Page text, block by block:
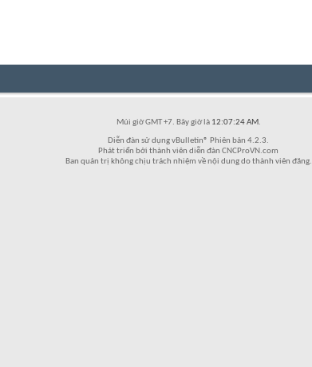
Múi giờ GMT +7. Bây giờ là 12:07:24 AM.
Diễn đàn sử dụng vBulletin® Phiên bản 4.2.3.
Phát triển bởi thành viên diễn đàn CNCProVN.com
Ban quản trị không chịu trách nhiệm về nội dung do thành viên đăng.